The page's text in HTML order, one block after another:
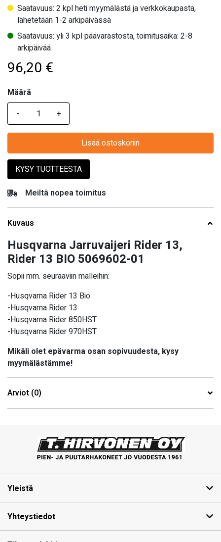
Saatavuus: 2 kpl heti myymälästä ja verkkokaupasta,
lähetetään 1-2 arkipäivässä
Saatavuus: yli 3 kpl päävarastosta, toimitusaika: 2-8
arkipäivää
96,20 €
Määrä
Määrä
Lisää ostoskoriin
KYSY TUOTTEESTA
Meiltä nopea toimitus
Kuvaus
Husqvarna Jarruvaijeri Rider 13,
Rider 13 BIO 5069602-01
Sopii mm. seuraaviin malleihin:
-Husqvarna Rider 13 Bio
-Husqvarna Rider 13
-Husqvarna Rider 850HST
-Husqvarna Rider 970HST
Mikäli olet epävarma osan sopivuudesta, kysy
myymälästämme!
Arviot (0)
Yleistä
Yhteystiedot